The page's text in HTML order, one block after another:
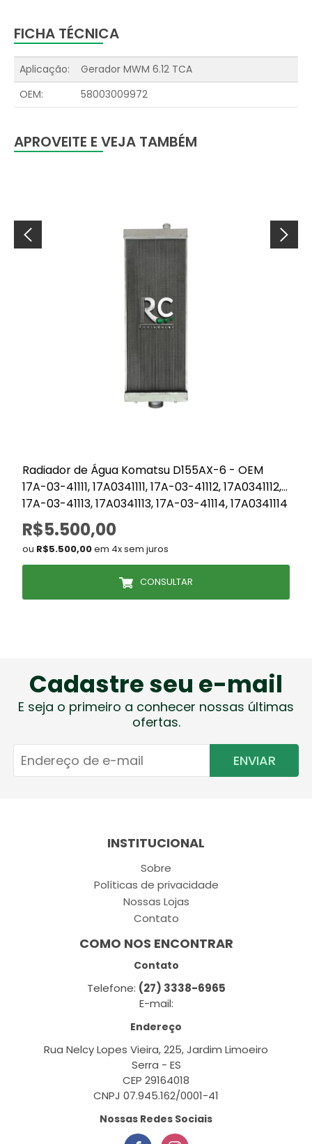
FICHA TÉCNICA
Aplicação:
Gerador MWM 6.12 TCA
OEM:
58003009972
APROVEITE E VEJA TAMBÉM
Radiador de Água Komatsu D155AX-6 - OEM
17A-03-41111, 17A0341111, 17A-03-41112, 17A0341112,
17A-03-41113, 17A0341113, 17A-03-41114, 17A0341114
R$5.500,00
ou R$5.500,00em 4x sem juros
CONSULTAR
Cadastre seu e-mail
E seja o primeiro a conhecer nossas últimas
ofertas.
ENVIAR
INSTITUCIONAL
Sobre
Políticas de privacidade
Nossas Lojas
Contato
COMO NOS ENCONTRAR
Contato
Telefone: (27) 3338-6965
E-mail:
Endereço
Rua Nelcy Lopes Vieira, 225, Jardim Limoeiro
Serra - ES
CEP 29164018
CNPJ 07.945.162/0001-41
Nossas Redes Sociais